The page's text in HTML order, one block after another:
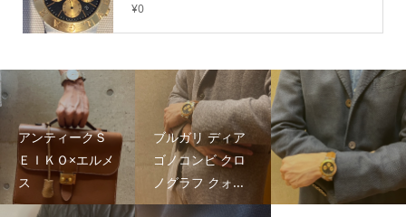
¥0
アンティークＳ
ＥＩＫＯ×エルメ
ス
ブルガリ ディア
ゴノコンビ クロ
ノグラフ クォ...